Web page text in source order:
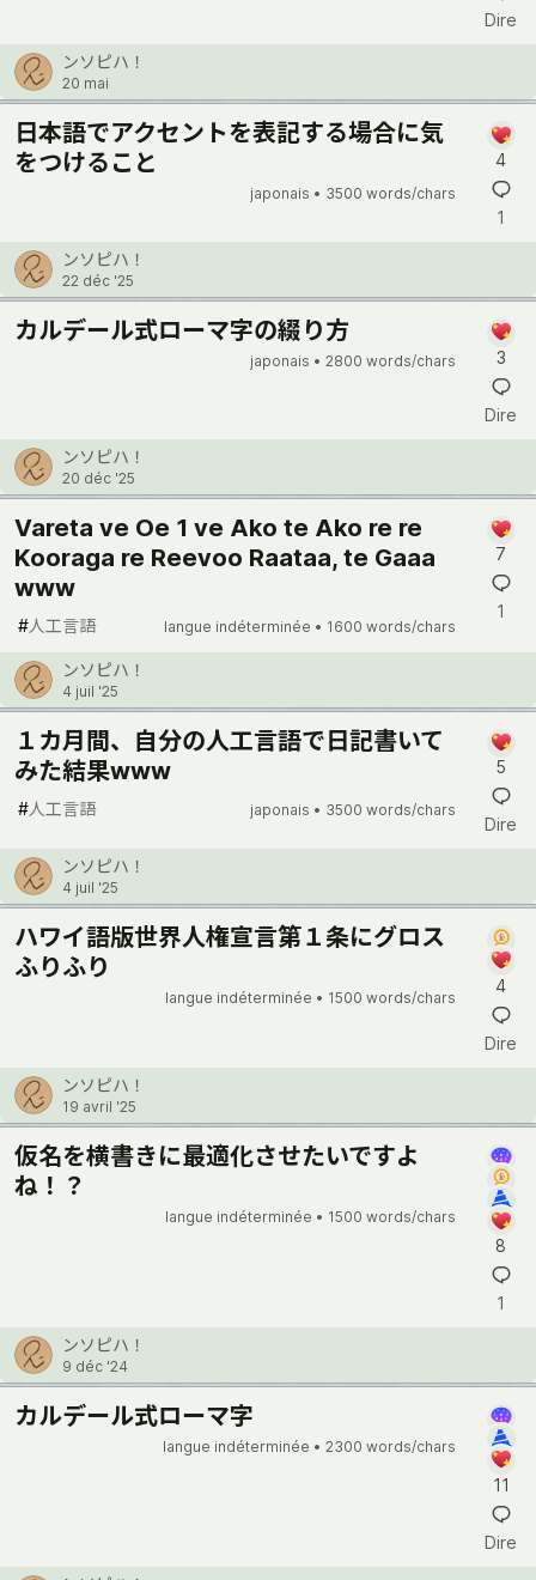
Dire
ンソピハ！
20 mai
日本語でアクセントを表記する場合に気
をつけること
japonais • 3500 words/chars
4
1
ンソピハ！
22 déc '25
カルデール式ローマ字の綴り方
japonais • 2800 words/chars 3
Dire
ンソピハ！
20 déc '25
Vareta ve Oe 1 ve Ako te Ako re re
Kooraga re Reevoo Raataa, te Gaaa
www
#人工言語 langue indéterminée • 1600 words/chars
7
1
ンソピハ！
4 juil '25
１カ月間、自分の人工言語で日記書いて
みた結果www
#人工言語 japonais • 3500 words/chars
5
Dire
ンソピハ！
4 juil '25
ハワイ語版世界人権宣言第１条にグロス
ふりふり
langue indéterminée • 1500 words/chars
4
Dire
ンソピハ！
19 avril '25
仮名を横書きに最適化させたいですよ
ね！？
langue indéterminée • 1500 words/chars
8
1
ンソピハ！
9 déc '24
カルデール式ローマ字
langue indéterminée • 2300 words/chars
11
Dire